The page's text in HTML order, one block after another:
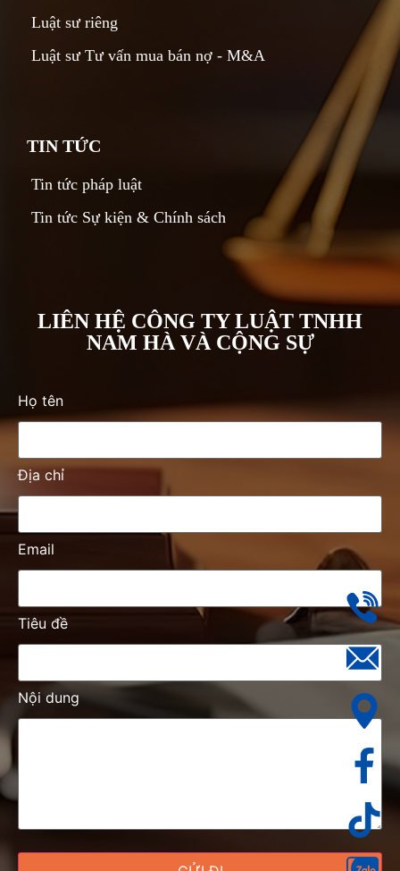
Luật sư riêng
Luật sư Tư vấn mua bán nợ - M&A
TIN TỨC
Tin tức pháp luật
Tin tức Sự kiện & Chính sách
LIÊN HỆ CÔNG TY LUẬT TNHH
NAM HÀ VÀ CỘNG SỰ
Họ tên
Địa chỉ
Email
Tiêu đề
Nội dung